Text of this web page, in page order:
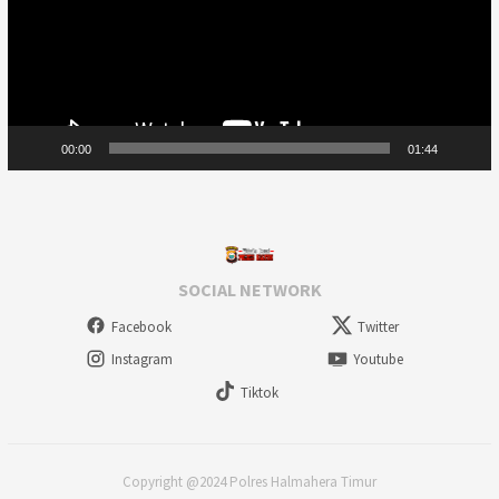
00:00 01:44
SOCIAL NETWORK
Facebook
Twitter
Instagram
Youtube
Tiktok
Copyright @2024 Polres Halmahera Timur